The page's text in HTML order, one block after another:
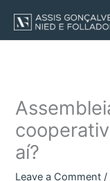
content
aí?
Leave a Comment /